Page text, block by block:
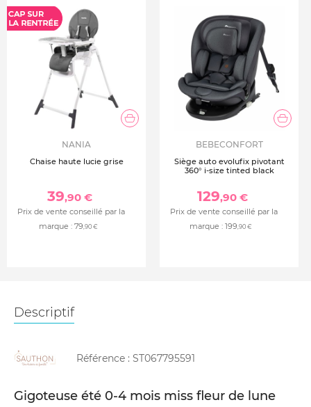
NANIA
Chaise haute lucie grise
39,90 €
Prix de vente conseillé par la
marque : 79,90 €
BEBECONFORT
Siège auto evolufix pivotant
360° i-size tinted black
129,90 €
Prix de vente conseillé par la
marque : 199,90 €
Descriptif
Référence : ST067795591
Gigoteuse été 0-4 mois miss fleur de lune